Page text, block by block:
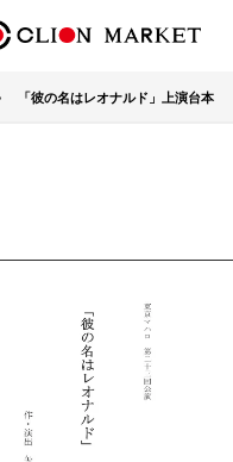
「彼の名はレオナルド」上演台本